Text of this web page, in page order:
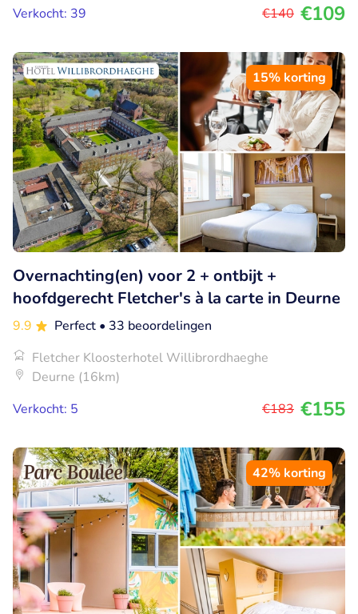
Verkocht: 39
€140 €109
15% korting
Overnachting(en) voor 2 + ontbijt +
hoofdgerecht Fletcher's à la carte in Deurne
9.9 Perfect • 33 beoordelingen
Fletcher Kloosterhotel Willibrordhaeghe
Deurne (16km)
Verkocht: 5
€183 €155
42% korting